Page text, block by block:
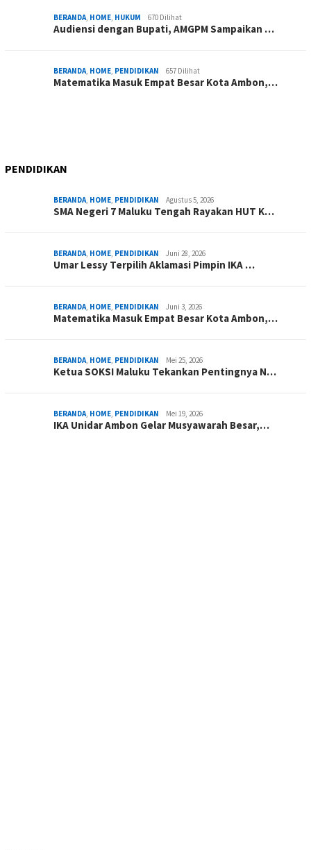
BERANDA, HOME, HUKUM 670 Dilihat
Audiensi dengan Bupati, AMGPM Sampaikan …
BERANDA, HOME, PENDIDIKAN 657 Dilihat
Matematika Masuk Empat Besar Kota Ambon,…
PENDIDIKAN
BERANDA, HOME, PENDIDIKAN Agustus 5, 2026
SMA Negeri 7 Maluku Tengah Rayakan HUT K…
BERANDA, HOME, PENDIDIKAN Juni 28, 2026
Umar Lessy Terpilih Aklamasi Pimpin IKA …
BERANDA, HOME, PENDIDIKAN Juni 3, 2026
Matematika Masuk Empat Besar Kota Ambon,…
BERANDA, HOME, PENDIDIKAN Mei 25, 2026
Ketua SOKSI Maluku Tekankan Pentingnya N…
BERANDA, HOME, PENDIDIKAN Mei 19, 2026
IKA Unidar Ambon Gelar Musyawarah Besar,…